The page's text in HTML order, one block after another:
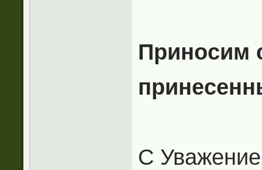
Приносим
С